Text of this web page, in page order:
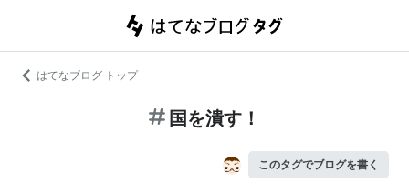
はてなブログ トップ
国を潰す！
このタグでブログを書く